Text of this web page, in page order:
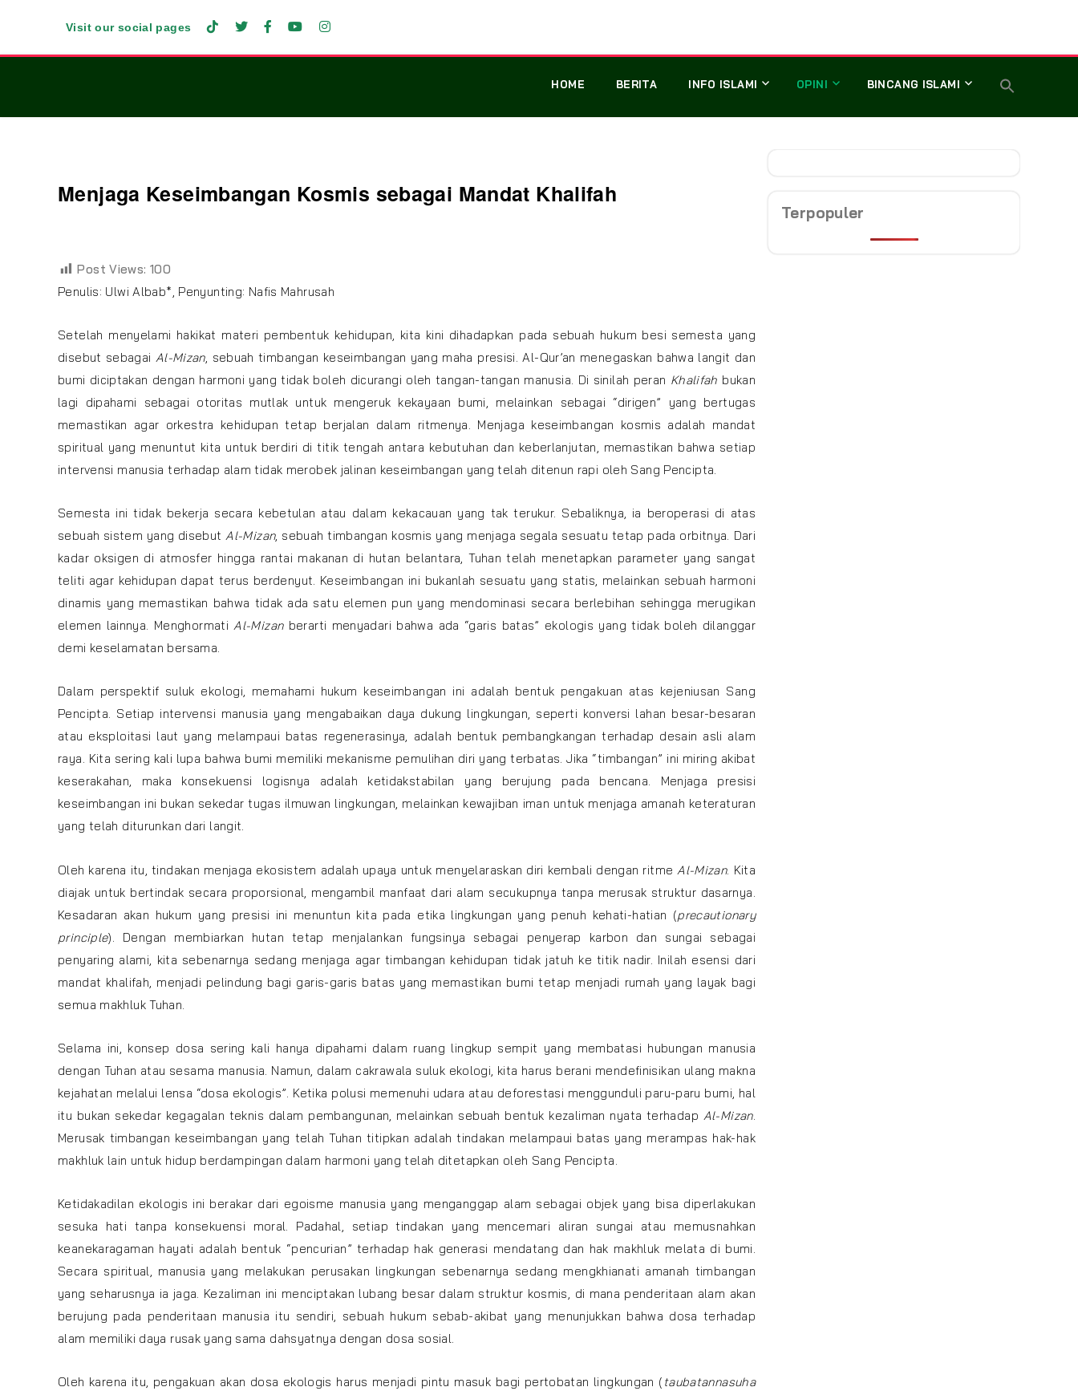
Visit our social pages
HOME BERITA INFO ISLAMI OPINI BINCANG ISLAMI
Menjaga Keseimbangan Kosmis sebagai Mandat Khalifah
Post Views: 100
Penulis: Ulwi Albab*, Penyunting: Nafis Mahrusah
Setelah menyelami hakikat materi pembentuk kehidupan, kita kini dihadapkan pada sebuah hukum besi semesta yang
disebut sebagai Al-Mizan, sebuah timbangan keseimbangan yang maha presisi. Al-Qur’an menegaskan bahwa langit dan
bumi diciptakan dengan harmoni yang tidak boleh dicurangi oleh tangan-tangan manusia. Di sinilah peran Khalifah bukan
lagi dipahami sebagai otoritas mutlak untuk mengeruk kekayaan bumi, melainkan sebagai “dirigen” yang bertugas
memastikan agar orkestra kehidupan tetap berjalan dalam ritmenya. Menjaga keseimbangan kosmis adalah mandat
spiritual yang menuntut kita untuk berdiri di titik tengah antara kebutuhan dan keberlanjutan, memastikan bahwa setiap
intervensi manusia terhadap alam tidak merobek jalinan keseimbangan yang telah ditenun rapi oleh Sang Pencipta.
Semesta ini tidak bekerja secara kebetulan atau dalam kekacauan yang tak terukur. Sebaliknya, ia beroperasi di atas
sebuah sistem yang disebutAl-Mizan, sebuah timbangan kosmis yang menjaga segala sesuatu tetap pada orbitnya. Dari
kadar oksigen di atmosfer hingga rantai makanan di hutan belantara, Tuhan telah menetapkan parameter yang sangat
teliti agar kehidupan dapat terus berdenyut. Keseimbangan ini bukanlah sesuatu yang statis, melainkan sebuah harmoni
dinamis yang memastikan bahwa tidak ada satu elemen pun yang mendominasi secara berlebihan sehingga merugikan
elemen lainnya. MenghormatiAl-Mizanberarti menyadari bahwa ada “garis batas” ekologis yang tidak boleh dilanggar
demi keselamatan bersama.
Dalam perspektif suluk ekologi, memahami hukum keseimbangan ini adalah bentuk pengakuan atas kejeniusan Sang
Pencipta. Setiap intervensi manusia yang mengabaikan daya dukung lingkungan, seperti konversi lahan besar-besaran
atau eksploitasi laut yang melampaui batas regenerasinya, adalah bentuk pembangkangan terhadap desain asli alam
raya. Kita sering kali lupa bahwa bumi memiliki mekanisme pemulihan diri yang terbatas. Jika “timbangan” ini miring akibat
keserakahan, maka konsekuensi logisnya adalah ketidakstabilan yang berujung pada bencana. Menjaga presisi
keseimbangan ini bukan sekedar tugas ilmuwan lingkungan, melainkan kewajiban iman untuk menjaga amanah keteraturan
yang telah diturunkan dari langit.
Oleh karena itu, tindakan menjaga ekosistem adalah upaya untuk menyelaraskan diri kembali dengan ritme Al-Mizan. Kita
diajak untuk bertindak secara proporsional, mengambil manfaat dari alam secukupnya tanpa merusak struktur dasarnya.
Kesadaran akan hukum yang presisi ini menuntun kita pada etika lingkungan yang penuh kehati-hatian (precautionary
principle). Dengan membiarkan hutan tetap menjalankan fungsinya sebagai penyerap karbon dan sungai sebagai
penyaring alami, kita sebenarnya sedang menjaga agar timbangan kehidupan tidak jatuh ke titik nadir. Inilah esensi dari
mandat khalifah, menjadi pelindung bagi garis-garis batas yang memastikan bumi tetap menjadi rumah yang layak bagi
semua makhluk Tuhan.
Selama ini, konsep dosa sering kali hanya dipahami dalam ruang lingkup sempit yang membatasi hubungan manusia
dengan Tuhan atau sesama manusia. Namun, dalam cakrawala suluk ekologi, kita harus berani mendefinisikan ulang makna
kejahatan melalui lensa “dosa ekologis”. Ketika polusi memenuhi udara atau deforestasi menggunduli paru-paru bumi, hal
itu bukan sekedar kegagalan teknis dalam pembangunan, melainkan sebuah bentuk kezaliman nyata terhadap Al-Mizan.
Merusak timbangan keseimbangan yang telah Tuhan titipkan adalah tindakan melampaui batas yang merampas hak-hak
makhluk lain untuk hidup berdampingan dalam harmoni yang telah ditetapkan oleh Sang Pencipta.
Ketidakadilan ekologis ini berakar dari egoisme manusia yang menganggap alam sebagai objek yang bisa diperlakukan
sesuka hati tanpa konsekuensi moral. Padahal, setiap tindakan yang mencemari aliran sungai atau memusnahkan
keanekaragaman hayati adalah bentuk “pencurian” terhadap hak generasi mendatang dan hak makhluk melata di bumi.
Secara spiritual, manusia yang melakukan perusakan lingkungan sebenarnya sedang mengkhianati amanah timbangan
yang seharusnya ia jaga. Kezaliman ini menciptakan lubang besar dalam struktur kosmis, di mana penderitaan alam akan
berujung pada penderitaan manusia itu sendiri, sebuah hukum sebab-akibat yang menunjukkan bahwa dosa terhadap
alam memiliki daya rusak yang sama dahsyatnya dengan dosa sosial.
Oleh karena itu, pengakuan akan dosa ekologis harus menjadi pintu masuk bagi pertobatan lingkungan ( taubatannasuha
Terpopuler